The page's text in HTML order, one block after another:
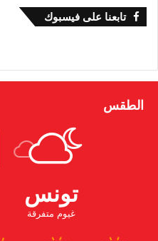
تابعنا على فيسبوك
الطقس
تونس
غيوم متفرقة